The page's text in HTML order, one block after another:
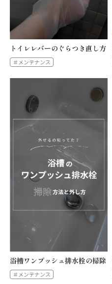
トイレレバーのぐらつき直し方
＃メンテナンス
浴槽ワンプッシュ排水栓の掃除
＃メンテナンス